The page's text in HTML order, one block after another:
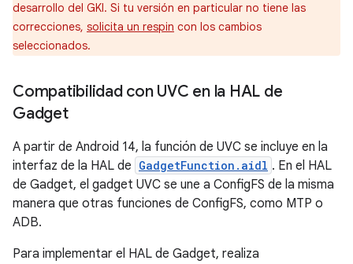
desarrollo del GKI. Si tu versión en particular no tiene las
correcciones, solicita un respin con los cambios
seleccionados.
Compatibilidad con UVC en la HAL de
Gadget
A partir de Android 14, la función de UVC se incluye en la
interfaz de la HAL de GadgetFunction.aidl . En el HAL
de Gadget, el gadget UVC se une a ConfigFS de la misma
manera que otras funciones de ConfigFS, como MTP o
ADB.
Para implementar el HAL de Gadget, realiza